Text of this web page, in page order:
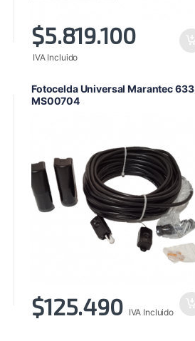
$5.819.100
IVA Incluido
Fotocelda Universal Marantec 633
MS00704
$125.490 IVA Incluido